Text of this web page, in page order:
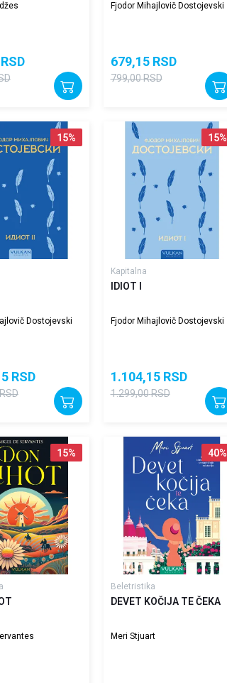
RSD
Fjodor Mihajlovič Dostojevski
679,15 RSD
799,00RSD
15%
Dostojevski
RSD
15%
Kapitalna
IDIOT I
Fjodor Mihajlovič Dostojevski
1.104,15 RSD
1.299,00RSD
15% 40%
Beletristika
DEVET KOČIJA TE ČEKA
Meri Stjuart